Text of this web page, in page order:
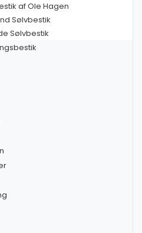
af Ole Hagen
Sølvbestik
Sølvbestik